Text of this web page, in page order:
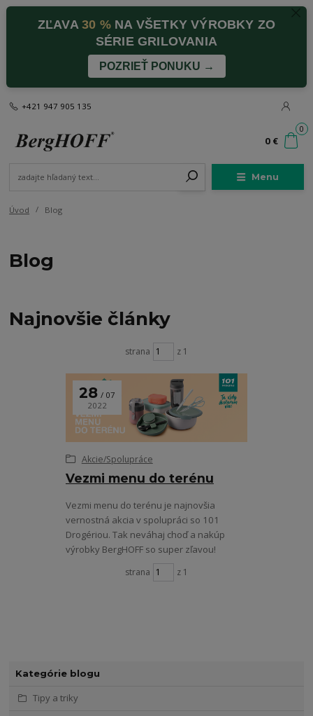
ZĽAVA30 %NA VŠETKY VÝROBKY ZO
SÉRIE GRILOVANIA
POZRIEŤ PONUKU →
Menu
+421 947 905 135
0
0 €
Úvod Blog
Kategórie blogu
Tipy a triky
Blog
Najnovšie články
strana z 1
Vezmi menu do terénu
28
07
2022
Akcie/Spolupráce
Vezmi menu do terénu je najnovšia
vernostná akcia v spolupráci so 101
Drogériou. Tak neváhaj choď a nakúp
výrobky BergHOFF so super zľavou!
strana z 1